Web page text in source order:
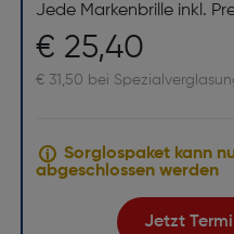
Jede Markenbrille inkl.
€ 25,40
€ 31,50 bei
Sorglospaket kann
abgeschlossen werden
Jetzt